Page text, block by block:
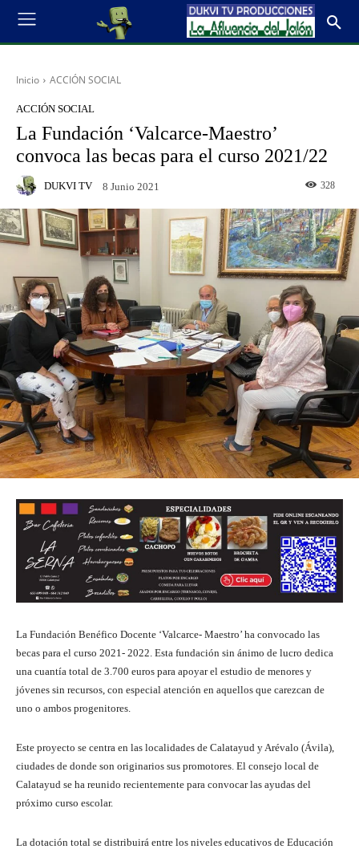
Inicio ACCIÓN SOCIAL
ACCIÓN SOCIAL
La Fundación ‘Valcarce-Maestro’
convoca las becas para el curso 2021/22
DUKVI TV 8 Junio 2021 328
La Fundación Benéfico Docente ‘Valcarce- Maestro’ ha convocado las
becas para el curso 2021- 2022. Esta fundación sin ánimo de lucro dedica
una cuantía total de 3.700 euros para apoyar el estudio de menores y
jóvenes sin recursos, con especial atención en aquellos que carezcan de
uno o ambos progenitores.
Este proyecto se centra en las localidades de Calatayud y Arévalo (Ávila),
ciudades de donde son originarios sus promotores. El consejo local de
Calatayud se ha reunido recientemente para convocar las ayudas del
próximo curso escolar.
La dotación total se distribuirá entre los niveles educativos de Educación